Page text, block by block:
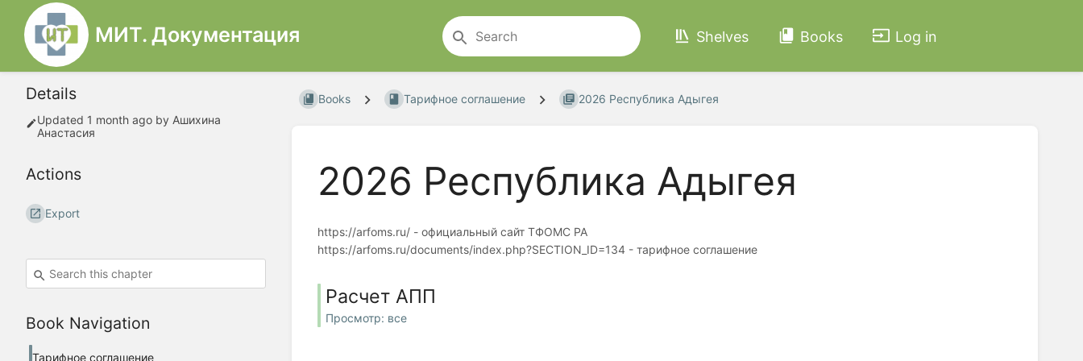
МИТ. Документация Shelves Books Log in
Details
Updated 1 month ago by Ашихина
Анастасия
Actions
Export
Book Navigation
Тарифное соглашение
Books Тарифное соглашение 2026 Республика Адыгея
2026 Республика Адыгея
https://arfoms.ru/ - официальный сайт ТФОМС РА
https://arfoms.ru/documents/index.php?SECTION_ID=134 - тарифное соглашение
Расчет АПП
Просмотр: все